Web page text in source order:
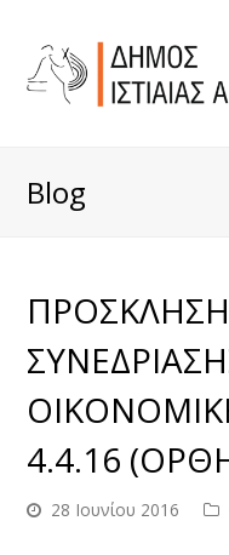
Blog
4.4.16
28 Ιουνίου 2016